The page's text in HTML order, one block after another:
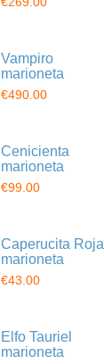
Vampiro
marioneta
€490.00
Cenicienta
marioneta
€99.00
Caperucita Roja
marioneta
€43.00
Elfo Tauriel
marioneta